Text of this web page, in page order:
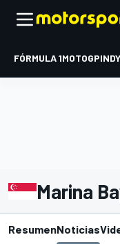
FÓRMULA 1MOTOGP
Marina
ResumenNoticias